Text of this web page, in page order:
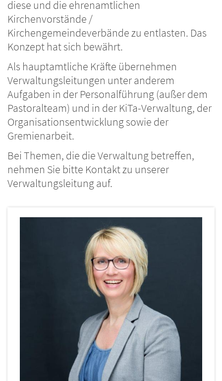
diese und die ehrenamtlichen
Kirchenvorstände /
Kirchengemeindeverbände zu entlasten. Das
Konzept hat sich bewährt.
Als hauptamtliche Kräfte übernehmen
Verwaltungsleitungen unter anderem
Aufgaben in der Personalführung (außer dem
Pastoralteam) und in der KiTa-Verwaltung, der
Organisationsentwicklung sowie der
Gremienarbeit.
Bei Themen, die die Verwaltung betreffen,
nehmen Sie bitte Kontakt zu unserer
Verwaltungsleitung auf.